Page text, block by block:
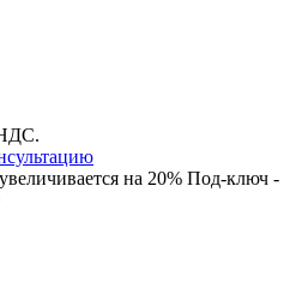
на 20% Под-ключ -